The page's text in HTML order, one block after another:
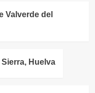
Valverde del
Huelva